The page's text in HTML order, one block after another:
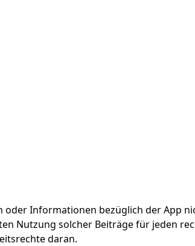
oder Informationen bezüglich der App
Nutzung solcher Beiträge für jeden
daran.